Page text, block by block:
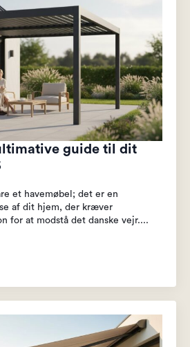
guide til dit
et havemøbel; det er en
af dit hjem, der kræver
for at modstå det danske vejr....